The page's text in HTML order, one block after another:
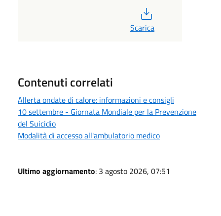
Scarica
Contenuti correlati
Allerta ondate di calore: informazioni e consigli
10 settembre - Giornata Mondiale per la Prevenzione
del Suicidio
Modalità di accesso all'ambulatorio medico
Ultimo aggiornamento: 3 agosto 2026, 07:51